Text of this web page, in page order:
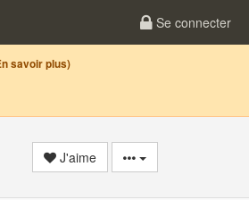
Se connecter
savoir plus)
J'aime